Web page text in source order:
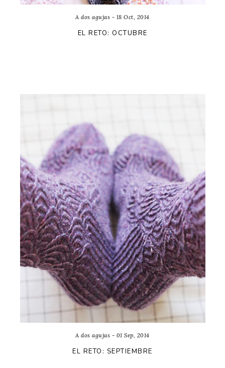
A dos agujas - 18 Oct, 2014
EL RETO: OCTUBRE
A dos agujas - 01 Sep, 2014
EL RETO: SEPTIEMBRE